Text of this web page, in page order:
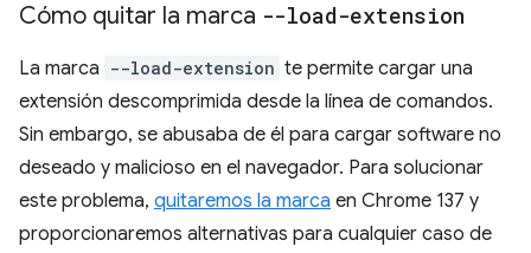
Cómo quitar la marca --load-extension
La marca --load-extension te permite cargar una
extensión descomprimida desde la línea de comandos.
Sin embargo, se abusaba de él para cargar software no
deseado y malicioso en el navegador. Para solucionar
este problema, quitaremos la marca en Chrome 137 y
proporcionaremos alternativas para cualquier caso de